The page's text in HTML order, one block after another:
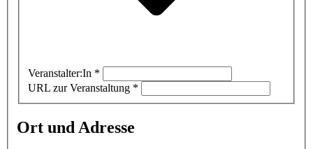
Veranstalter:In *
URL zur Veranstaltung *
Ort und Adresse